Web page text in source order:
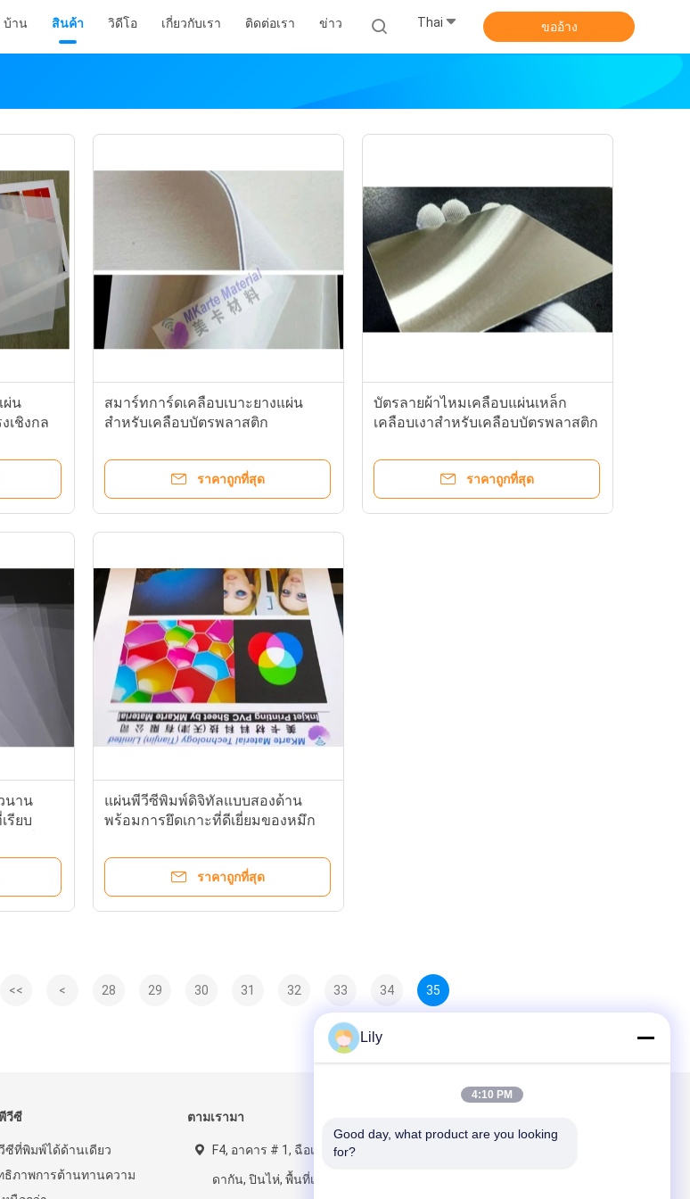
บ้าน สินค้า วิดีโอ เกี่ยวกับเรา ติดต่อเรา ข่าว Thai ขออ้าง
ผ่น
เชิงกล
สมาร์ทการ์ดเคลือบเบาะยางแผ่น
สำหรับเคลือบบัตรพลาสติก
ราคาถูกที่สุด
บัตรลายผ้าไหมเคลือบแผ่นเหล็ก
เคลือบเงาสำหรับเคลือบบัตรพลาสติก
ราคาถูกที่สุด
นาน
รียบ
แผ่นพีวีซีพิมพ์ดิจิทัลแบบสองด้าน
พร้อมการยึดเกาะที่ดีเยี่ยมของหมึก
ราคาถูกที่สุด
<< < 28 29 30 31 32 33 34 35
วีซี
ซีที่พิมพ์ได้ด้านเดียว
ธิภาพการต้านทานความ
ตามเรามา
F4, อาคาร # 1, ฉือเจียหยาน,
ดากัน, ปินไห่, พื้นที่เทียนจิน, จีน
Lily
4:10 PM
Good day, what product are you looking
for?